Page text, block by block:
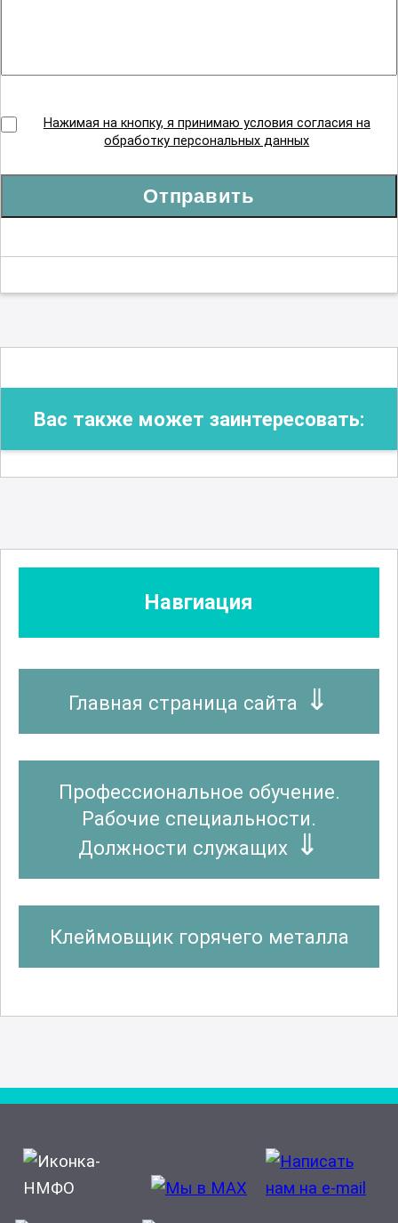
Нажимая на кнопку, я принимаю условия согласия на
обработку персональных данных
Отправить
Вас также может заинтересовать:
Навгиация
Главная страница сайта
Профессиональное обучение.
Рабочие специальности.
Должности служащих
Клеймовщик горячего металла